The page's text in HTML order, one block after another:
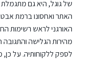
של גוגל, היא גם מתגמלת
האתר ואחסונו ברמת
מהירות הגלישה והתגובה
לספק ללקוחותיה. על כן,